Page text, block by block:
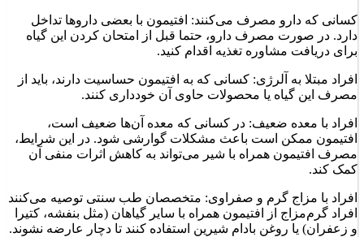
کسانی که دارو مصرف می‌کنند: افتیمون با بعضی داروها تداخل
دارد. در صورت مصرف دارو، حتما قبل از امتحان کردن این گیاه
برای دریافت مشاوره تغذیه اقدام کنید.
افراد مبتلا به آلرژی: کسانی که به افتیمون حساسیت دارند، باید از
مصرف این گیاه یا محصولات حاوی آن خودداری کنند.
افراد با معده ضعیف: در کسانی که معده آن‌ها ضعیف است،
افتیمون ممکن است باعث مشکلات گوارشی شود. در این شرایط،
مصرف افتیمون همراه با شیر می‌تواند به کاهش اثرات منفی آن
کمک کند.
افراد با مزاج گرم و صفراوی: متخصصان طب سنتی توصیه می‌کنند
افراد گرم‌مزاج از افتیمون همراه با سایر گیاهان (مثل بنفشه، کتیرا
و زعفران) یا روغن بادام شیرین استفاده کنند تا دچار عارضه نشوند.